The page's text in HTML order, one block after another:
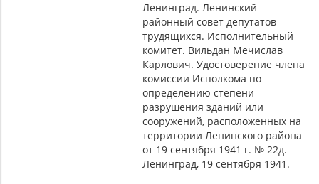
Ленинград. Ленинский
районный совет депутатов
трудящихся. Исполнительный
комитет. Вильдан Мечислав
Карлович. Удостоверение члена
комиссии Исполкома по
определению степени
разрушения зданий или
сооружений, расположенных на
территории Ленинского района
от 19 сентября 1941 г. № 22д.
Ленинград, 19 сентября 1941.